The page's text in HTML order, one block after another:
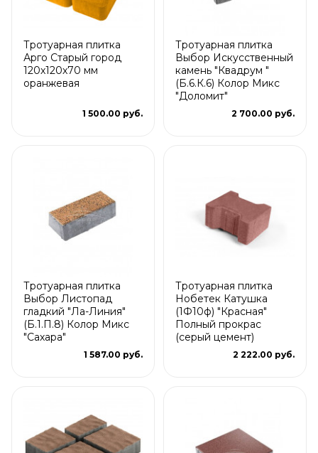
Тротуарная плитка
Арго Старый город
120x120x70 мм
оранжевая
1 500.00 руб.
Тротуарная плитка
Выбор Искусственный
камень "Квадрум "
(Б.6.К.6) Колор Микс
"Доломит"
2 700.00 руб.
Тротуарная плитка
Выбор Листопад
гладкий "Ла-Линия"
(Б.1.П.8) Колор Микс
"Сахара"
1 587.00 руб.
Тротуарная плитка
Нобетек Катушка
(1Ф10ф) "Красная"
Полный прокрас
(серый цемент)
2 222.00 руб.